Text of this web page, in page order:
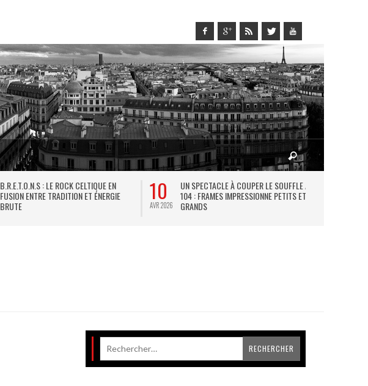
B.R.E.T.O.N.S : LE ROCK CELTIQUE EN
FUSION ENTRE TRADITION ET ÉNERGIE
BRUTE
10
AVR 2026
UN SPECTACLE À COUPER LE SOUFFLE AU
104 : FRAMES IMPRESSIONNE PETITS ET
GRANDS